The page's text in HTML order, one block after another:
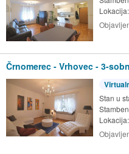
Lokacija:
Črnomerec - Vrhovec - 3-
Stan u
Lokacija: